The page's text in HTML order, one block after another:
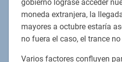
gobierno lograse acceder
moneda extranjera, la
mayores a octubre estaría
no fuera el caso, el trance
Varios factores confluyen